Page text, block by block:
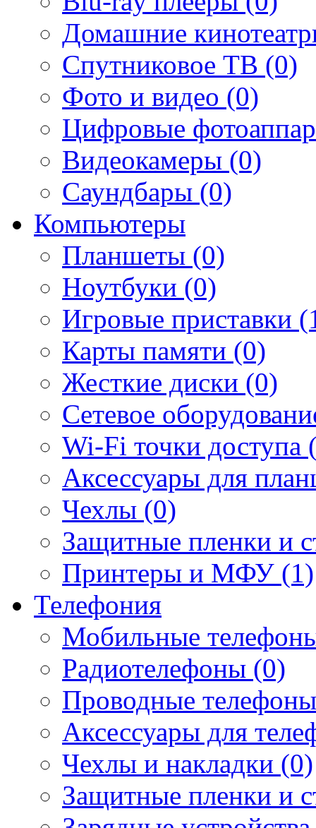
Домашние
Спутниковое ТВ (0)
Фото и видео (0)
Цифровые
Видеокамеры (0)
Саундбары (0)
Компьютеры
Планшеты (0)
Ноутбуки (0)
Игровые приставки
Карты памяти (0)
Жесткие диски (0)
Сетевое
Wi-Fi точки доступа
Аксессуары для
Чехлы (0)
Защитные пленки и
Принтеры и МФУ (1)
Телефония
Мобильные
Радиотелефоны (0)
Проводные
Аксессуары для
Чехлы и накладки (0)
Защитные пленки и